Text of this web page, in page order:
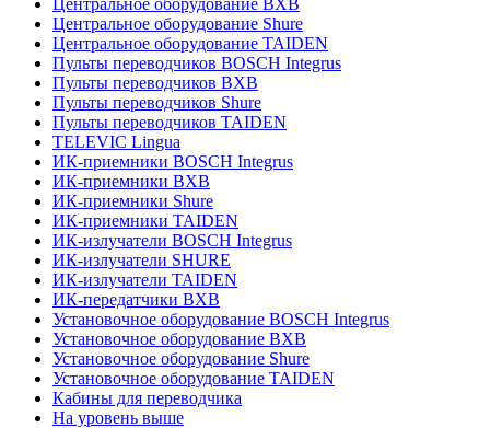
Центральное оборудование Shure
Центральное оборудование TAIDEN
Пульты переводчиков BOSCH Integrus
Пульты переводчиков BXB
Пульты переводчиков Shure
Пульты переводчиков TAIDEN
TELEVIC Lingua
ИК-приемники BOSCH Integrus
ИК-приемники BXB
ИК-приемники Shure
ИК-приемники TAIDEN
ИК-излучатели BOSCH Integrus
ИК-излучатели SHURE
ИК-излучатели TAIDEN
ИК-передатчики BXB
Установочное оборудование BOSCH Integrus
Установочное оборудование BXB
Установочное оборудование Shure
Установочное оборудование TAIDEN
Кабины для переводчика
На уровень выше